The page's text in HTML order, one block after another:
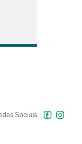
Sociais: